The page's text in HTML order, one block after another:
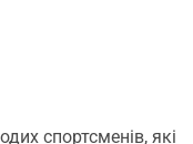
спортсменів, які